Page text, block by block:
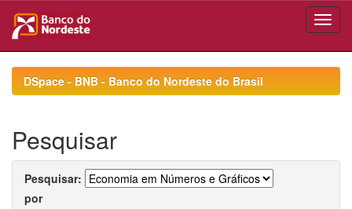
navigationDSpace - BNB - Banco do Nordeste do Brasil
Pesquisar
Pesquisar:
por